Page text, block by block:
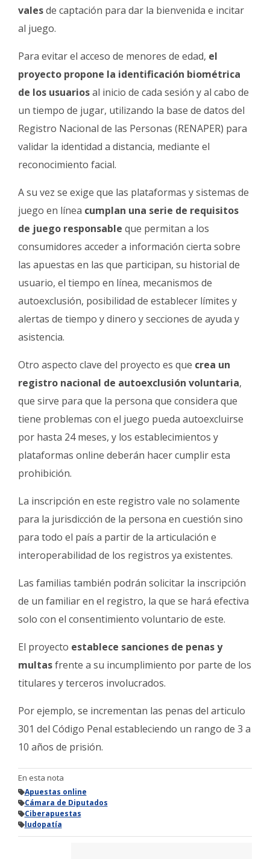
valesde captación para dar la bienvenida e incitar
al juego.
Para evitar el acceso de menores de edad, el
proyecto propone la identificación biométrica
de los usuariosal inicio de cada sesión y al cabo de
un tiempo de jugar, utilizando la base de datos del
Registro Nacional de las Personas (RENAPER) para
validar la identidad a distancia, mediante el
reconocimiento facial.
A su vez se exige que las plataformas y sistemas de
juego en línea cumplan una serie de requisitos
de juego responsable que permitan a los
consumidores acceder a información cierta sobre
las apuestas en las que participan, su historial de
usuario, el tiempo en línea, mecanismos de
autoexclusión, posibilidad de establecer límites y
alertas de tiempo y dinero y secciones de ayuda y
asistencia.
Otro aspecto clave del proyecto es que crea un
registro nacional de autoexclusión voluntaria,
que sirve para que la persona que considera que
tiene problemas con el juego pueda autoexcluirse
por hasta 24 meses, y los establecimientos y
plataformas online deberán hacer cumplir esta
prohibición.
La inscripción en este registro vale no solamente
para la jurisdicción de la persona en cuestión sino
para todo el país a partir de la articulación e
interoperabilidad de los registros ya existentes.
Las familias también podrán solicitar la inscripción
de un familiar en el registro, la que se hará efectiva
solo con el consentimiento voluntario de este.
El proyecto establece sanciones de penas y
multasfrente a su incumplimiento por parte de los
titulares y terceros involucrados.
Por ejemplo, se incrementan las penas del articulo
301 del Código Penal estableciendo un rango de 3 a
10 años de prisión.
En esta nota
Apuestas online
Cámara de Diputados
Ciberapuestas
ludopatía